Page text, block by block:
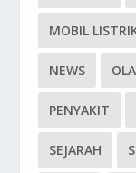
MOBIL
NEWS
PENYAKIT
SEJARAH